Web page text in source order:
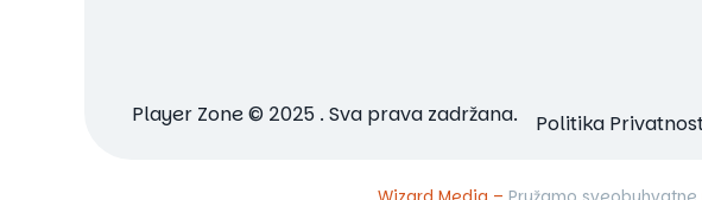
Player Zone © 2025 . Sva prava zadržana. Politika